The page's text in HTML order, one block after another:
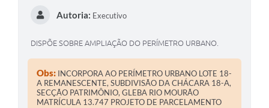
Autoria: Executivo
DISPÕE SOBRE AMPLIAÇÃO DO PERÍMETRO URBANO.
Obs: INCORPORA AO PERÍMETRO URBANO LOTE 18-
A REMANESCENTE, SUBDIVISÃO DA CHÁCARA 18-A,
SECÇÃO PATRIMÔNIO, GLEBA RIO MOURÃO
MATRÍCULA 13.747 PROJETO DE PARCELAMENTO